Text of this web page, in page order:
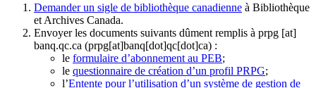
Demander un sigle de bibliothèque canadienne à Bibliothèque
et Archives Canada.
Envoyer les documents suivants dûment remplis à prpg [at]
banq.qc.ca (prpg[at]banq[dot]qc[dot]ca) :
le formulaire d’abonnement au PEB;
le questionnaire de création d’un profil PRPG;
l’Entente pour l’utilisation d’un système de gestion de